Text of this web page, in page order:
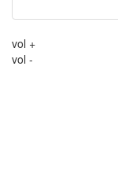
vol +
vol -